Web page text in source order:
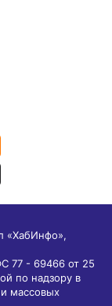
«ХабИнфо»,
77 - 69466 от 25
по надзору в
массовых